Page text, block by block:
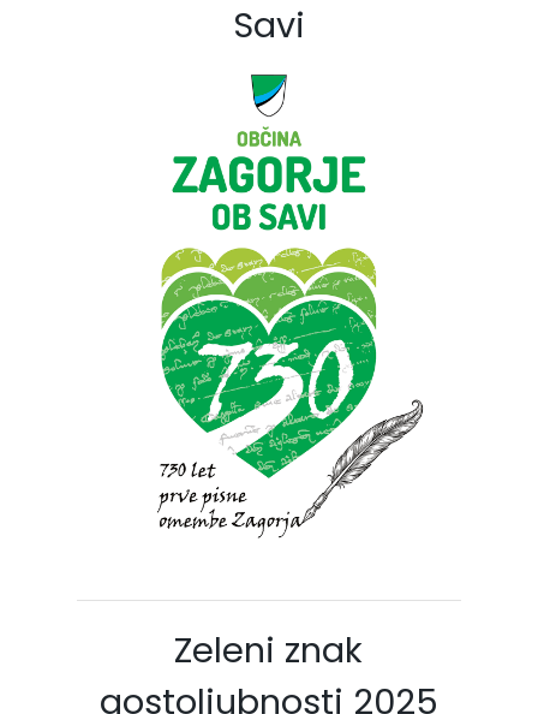
Savi
Zeleni znak
gostoljubnosti 2025